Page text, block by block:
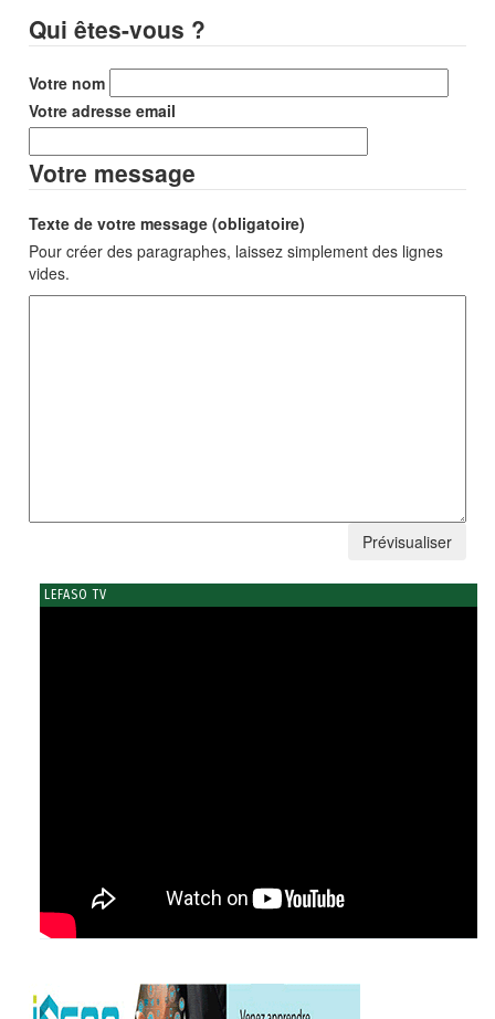
Qui êtes-vous ?
Votre nom
Votre adresse email
Votre message
Texte de votre message (obligatoire)
Pour créer des paragraphes, laissez simplement des lignes
vides.
LEFASO TV